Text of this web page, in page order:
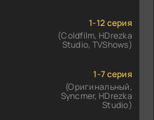
1-12 серия
(Coldfilm, HDrezka
Studio, TVShows)
1-7 серия
(Оригинальный,
Syncmer, HDrezka
Studio)